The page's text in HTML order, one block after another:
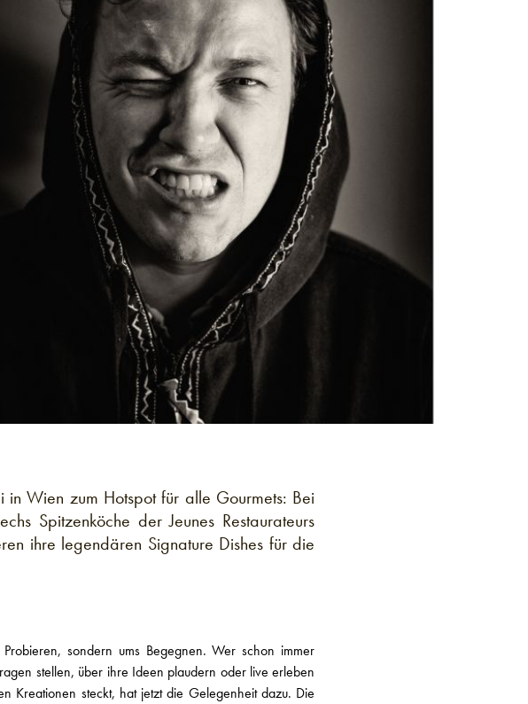
Wien zum Hotspot für alle Gourmets: Bei
Spitzenköche der Jeunes Restaurateurs
ihre legendären Signature Dishes für die
sondern ums Begegnen. Wer schon immer
stellen, über ihre Ideen plaudern oder live erleben
Kreationen steckt, hat jetzt die Gelegenheit dazu. Die